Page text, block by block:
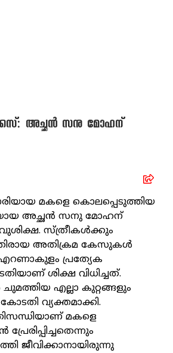
അച്ഛന്‍ സനു മോഹന്
മകളെ കൊലപ്പെടുത്തിയ
അച്ഛന്‍ സനു മോഹന്
സ്ത്രീകള്‍ക്കും
അതിക്രമ കേസുകള്‍
പ്രത്യേക
ശിക്ഷ വിധിച്ചത്.
എല്ലാ കുറ്റങ്ങളും
വ്യക്തമാക്കി.
മകളെ
ജീവിക്കാനായിരുന്നു